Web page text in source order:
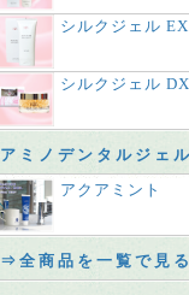
シルクジェル EX
シルクジェル DX
アミノデンタルジェル
アクアミント
⇒全商品を一覧で見る